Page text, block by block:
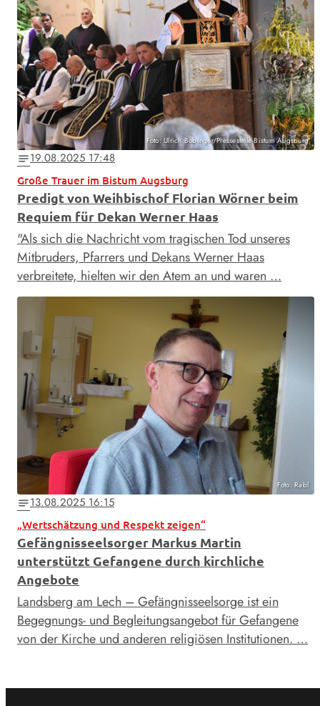
Foto: Ulrich Bobinger/Pressestelle Bistum Augsburg
notes19.08.2025 17:48
Große Trauer im Bistum Augsburg
Predigt von Weihbischof Florian Wörner beim
Requiem für Dekan Werner Haas
"Als sich die Nachricht vom tragischen Tod unseres
Mitbruders, Pfarrers und Dekans Werner Haas
verbreitete, hielten wir den Atem an und waren …
Foto: Rabl
notes13.08.2025 16:15
„Wertschätzung und Respekt zeigen“
Gefängnisseelsorger Markus Martin
unterstützt Gefangene durch kirchliche
Angebote
Landsberg am Lech – Gefängnisseelsorge ist ein
Begegnungs- und Begleitungsangebot für Gefangene
von der Kirche und anderen religiösen Institutionen. …